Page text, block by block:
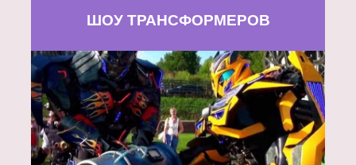
ШОУ ТРАНСФОРМЕРОВ